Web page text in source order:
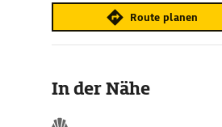
Route planen
In der Nähe